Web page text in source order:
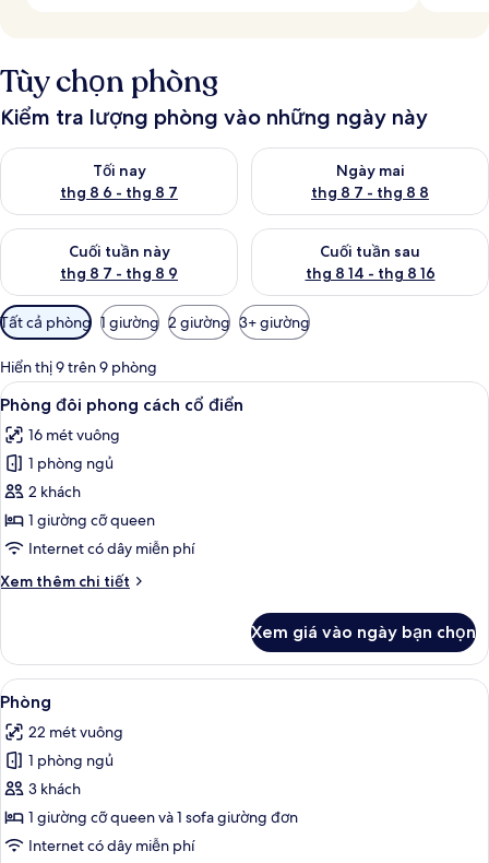
Tùy chọn phòng
Kiểm tra lượng phòng vào những ngày này
Tối nay
thg 8 6 - thg 8 7
Kiểm tra lượng phòng tối nay từ thg 8 6 - thg 8 7
Ngày mai
thg 8 7 - thg 8 8
Kiểm tra lượng phòng ngày
Cuối tuần này
thg 8 7 - thg 8 9
Kiểm tra lượng phòng cuối tuần này từ thg 8 7 - thg 8 9
Cuối tuần sau
thg 8 14 - thg 8 16
Kiểm tra lượng phòng cuối
Bộ
lọc
có
thể
dùng
để
lọc
tìm
phòng
Tất cả phòng 1 giường 2 giường 3+ giường
Hiển thị 9 trên 9 phòng
Xem
tất
cả
ảnh
Phòng
đôi
phong
cổ
Bộ đồ giường cao cấp, nệm có lớp
12
Phòng đôi phong cách cổ điển
16 mét vuông
1 phòng ngủ
2 khách
1 giường cỡ queen
Internet có dây miễn phí
Xem thêm chi tiết
Chi
Phòng
đôi
phong
cổ
điển
Xem giá vào ngày bạn chọn
Xem
tất
cả
ảnh
Phòng
Phòng | Bộ đồ giường cao cấp, nệm
14
Phòng
22 mét vuông
1 phòng ngủ
3 khách
1 giường cỡ queen và 1 sofa giường đơn
Internet có dây miễn phí